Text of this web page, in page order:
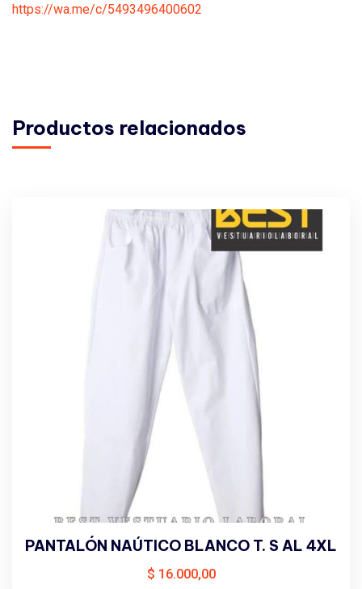
https://wa.me/c/5493496400602
Productos relacionados
PANTALÓN NAÚTICO BLANCO T. S AL 4XL
$ 16.000,00